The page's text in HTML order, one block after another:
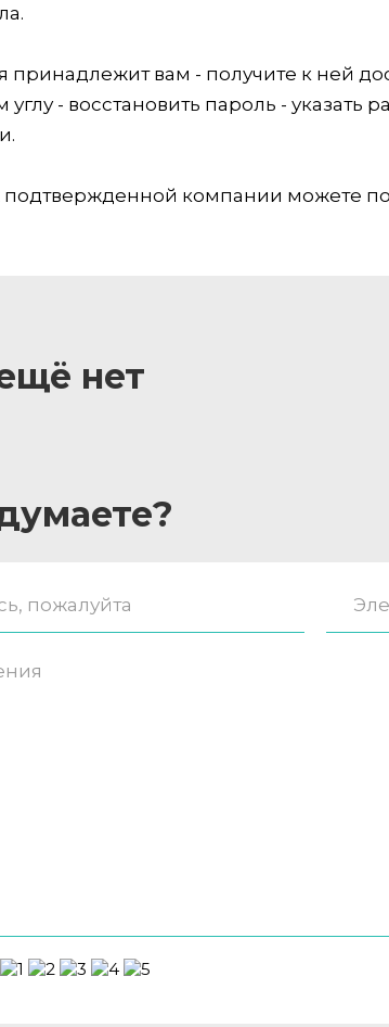
принадлежит вам - получите к ней
- восстановить пароль - указать
компании можете
нет